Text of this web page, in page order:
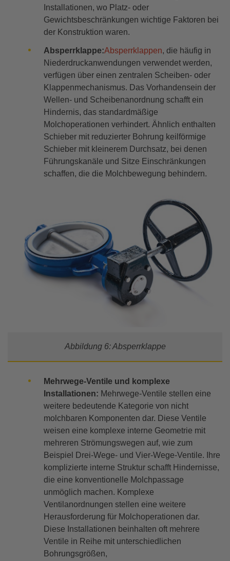
Installationen, wo Platz- oder
Gewichtsbeschränkungen wichtige Faktoren bei
der Konstruktion waren.
Absperrklappe:Absperrklappen, die häufig in
Niederdruckanwendungen verwendet werden,
verfügen über einen zentralen Scheiben- oder
Klappenmechanismus. Das Vorhandensein der
Wellen- und Scheibenanordnung schafft ein
Hindernis, das standardmäßige
Molchoperationen verhindert. Ähnlich enthalten
Schieber mit reduzierter Bohrung keilförmige
Schieber mit kleinerem Durchsatz, bei denen
Führungskanäle und Sitze Einschränkungen
schaffen, die die Molchbewegung behindern.
Abbildung 6: Absperrklappe
Mehrwege-Ventile und komplexe
Installationen: Mehrwege-Ventile stellen eine
weitere bedeutende Kategorie von nicht
molchbaren Komponenten dar. Diese Ventile
weisen eine komplexe interne Geometrie mit
mehreren Strömungswegen auf, wie zum
Beispiel Drei-Wege- und Vier-Wege-Ventile. Ihre
komplizierte interne Struktur schafft Hindernisse,
die eine konventionelle Molchpassage
unmöglich machen. Komplexe
Ventilanordnungen stellen eine weitere
Herausforderung für Molchoperationen dar.
Diese Installationen beinhalten oft mehrere
Ventile in Reihe mit unterschiedlichen
Bohrungsgrößen,